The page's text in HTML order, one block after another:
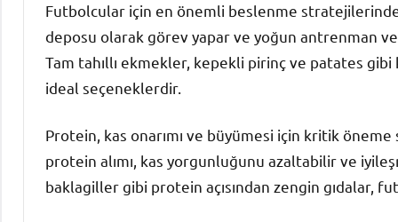
Futbolcular için en önemli beslenme
deposu olarak görev yapar ve yoğun antrenman
Tam tahıllı ekmekler, kepekli pirinç ve patates
ideal seçeneklerdir.
Protein, kas onarımı ve büyümesi için kritik
protein alımı, kas yorgunluğunu azaltabilir ve
baklagiller gibi protein açısından zengin gıdalar,